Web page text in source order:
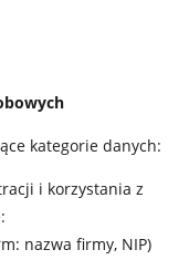
kategorie danych:
i korzystania z
nazwa firmy, NIP)